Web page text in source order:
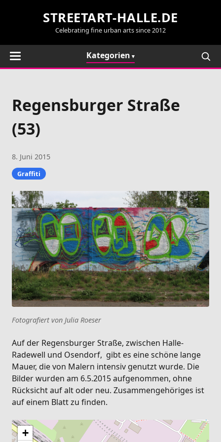
STREETART-HALLE.DE
Celebrating fine urban arts since 2012
Kategorien
Regensburger Straße
(53)
8. Juni 2015
Graffiti
Fotografiert von Julia Roeser
Auf der Regensburger Straße, zwischen Halle-
Radewell und Osendorf, gibt es eine schöne lange
Mauer, die von Malern intensiv genutzt wurde. Die
Bilder wurden am 6.5.2015 aufgenommen, ohne
Rücksicht auf alt oder neu. Zusammengehöriges ist
auf einem Blatt zu finden.
+